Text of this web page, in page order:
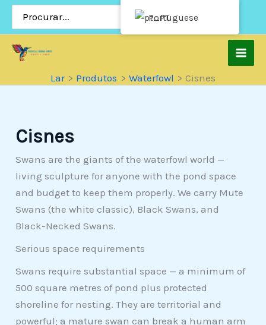
Pular
conteúdo
Lar Produtos Waterfowl Cisnes
Cisnes
Swans are the giants of the waterfowl world —
living sculpture for anyone with the pond space
and budget to keep them properly. We carry Mute
Swans (the white classic), Black Swans, and
Black-Necked Swans.
Serious space requirements
Swans require substantial space — a minimum of
500 square metres of pond plus protected
shoreline for nesting. They are territorial and
powerful; a mature swan can break a human arm
Portuguese